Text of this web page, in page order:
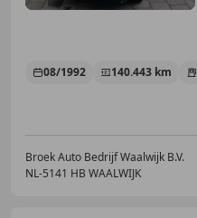
08/1992 140.443 km
Broek Auto Bedrijf Waalwijk B.V.
NL-5141 HB WAALWIJK